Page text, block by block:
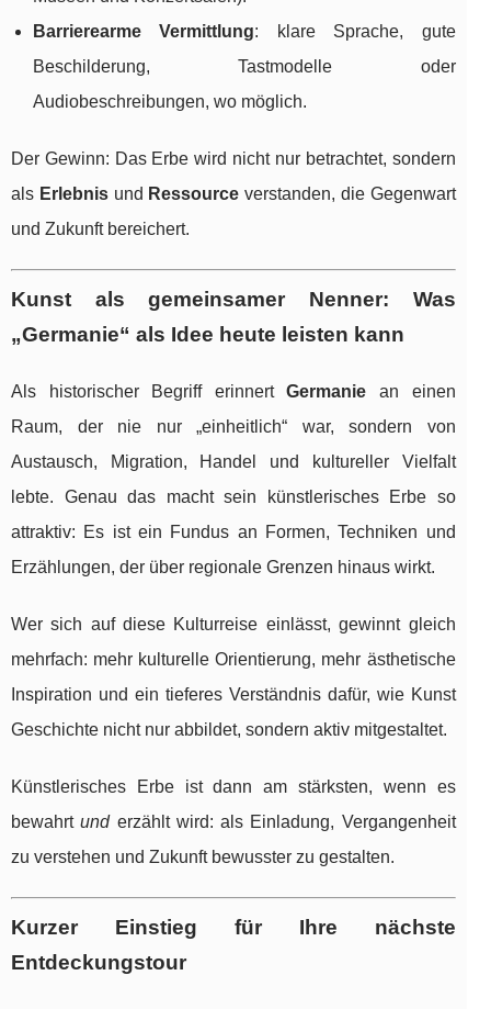
Barrierearme Vermittlung: klare Sprache, gute
Beschilderung, Tastmodelle oder
Audiobeschreibungen, wo möglich.
Der Gewinn: Das Erbe wird nicht nur betrachtet, sondern
als Erlebnisund Ressource verstanden, die Gegenwart
und Zukunft bereichert.
Kunst als gemeinsamer Nenner: Was
„Germanie“ als Idee heute leisten kann
Als historischer Begriff erinnertGermanie an einen
Raum, der nie nur „einheitlich“ war, sondern von
Austausch, Migration, Handel und kultureller Vielfalt
lebte. Genau das macht sein künstlerisches Erbe so
attraktiv: Es ist ein Fundus an Formen, Techniken und
Erzählungen, der über regionale Grenzen hinaus wirkt.
Wer sich auf diese Kulturreise einlässt, gewinnt gleich
mehrfach: mehr kulturelle Orientierung, mehr ästhetische
Inspiration und ein tieferes Verständnis dafür, wie Kunst
Geschichte nicht nur abbildet, sondern aktiv mitgestaltet.
Künstlerisches Erbe ist dann am stärksten, wenn es
bewahrtunderzählt wird: als Einladung, Vergangenheit
zu verstehen und Zukunft bewusster zu gestalten.
Kurzer Einstieg für Ihre nächste
Entdeckungstour